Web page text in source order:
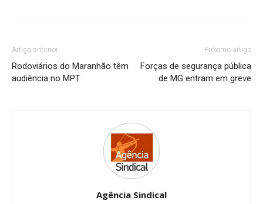
Artigo anterior
Rodoviários do Maranhão têm
audiência no MPT
Próximo artigo
Forças de segurança pública
de MG entram em greve
Agência Sindical